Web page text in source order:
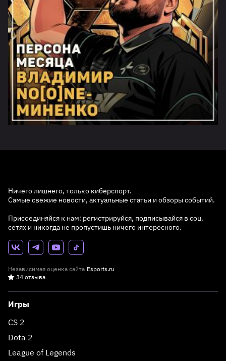
Ничего лишнего, только киберспорт.
Самые свежие новости, актуальные статьи и обзоры событий.
Присоединяйся к нам: регистрируйся, подписывайся в соц.
сетях и никогда не пропустишь ничего интересного.
Независимая оценка сайта Esports.ru
34 отзыва
Игры
CS 2
Dota 2
League of Legends